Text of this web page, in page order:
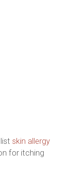
skin allergy
for itching